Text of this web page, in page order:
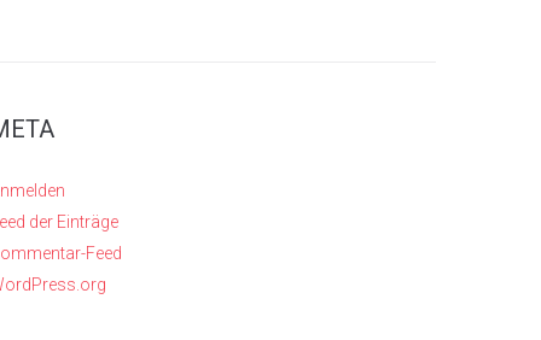
der Einträge
Feed